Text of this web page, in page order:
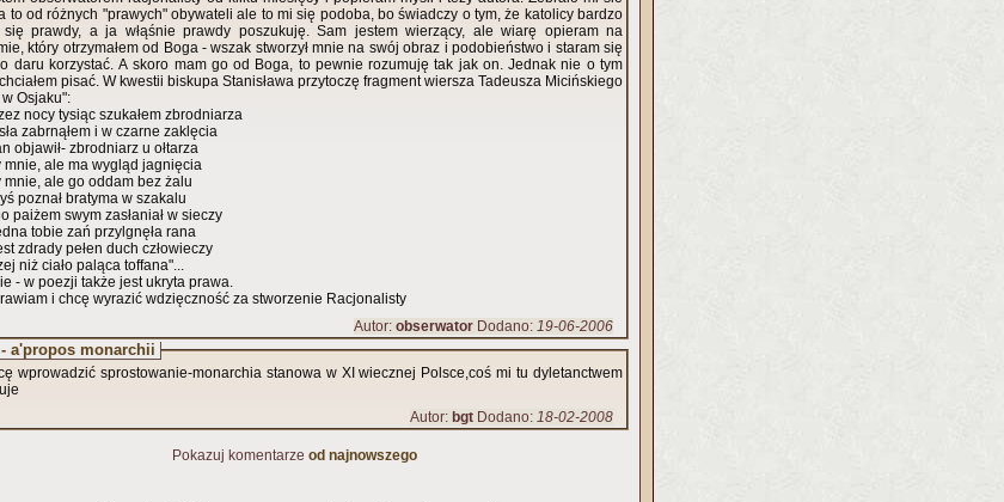
to od różnych "prawych" obywateli ale to mi się podoba, bo świadczy o tym, że katolicy bardzo
się prawdy, a ja włąśnie prawdy poszukuję. Sam jestem wierzący, ale wiarę opieram na
który otrzymałem od Boga - wszak stworzył mnie na swój obraz i podobieństwo i staram się
daru korzystać. A skoro mam go od Boga, to pewnie rozumuję tak jak on. Jednak nie o tym
pisać. W kwestii biskupa Stanisława przytoczę fragment wiersza Tadeusza Micińskiego
Osjaku":
nocy tysiąc szukałem zbrodniarza
zabrnąłem i w czarne zaklęcia
objawił- zbrodniarz u ołtarza
mnie, ale ma wygląd jagnięcia
mnie, ale go oddam bez żalu
poznał bratyma w szakalu
paiżem swym zasłaniał w sieczy
tobie zań przylgnęła rana
zdrady pełen duch człowieczy
niż ciało paląca toffana"...
- w poezji także jest ukryta prawa.
i chcę wyrazić wdzięczność za stworzenie Racjonalisty
Autor: obserwator Dodano: 19-06-2006
a'propos monarchii
wprowadzić sprostowanie-monarchia stanowa w XI wiecznej Polsce,coś mi tu dyletanctwem
Autor: bgt Dodano: 18-02-2008
Pokazuj komentarze od najnowszego